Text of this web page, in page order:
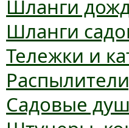
Шланги
Шланги
Тележки и
Садовые